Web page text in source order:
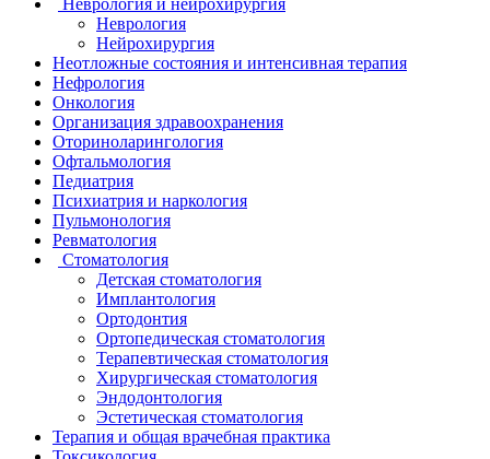
Неврология
Нейрохирургия
Неотложные состояния и интенсивная терапия
Нефрология
Онкология
Организация здравоохранения
Оториноларингология
Офтальмология
Педиатрия
Психиатрия и наркология
Пульмонология
Ревматология
Стоматология
Детская стоматология
Имплантология
Ортодонтия
Ортопедическая стоматология
Терапевтическая стоматология
Хирургическая стоматология
Эндодонтология
Эстетическая стоматология
Терапия и общая врачебная практика